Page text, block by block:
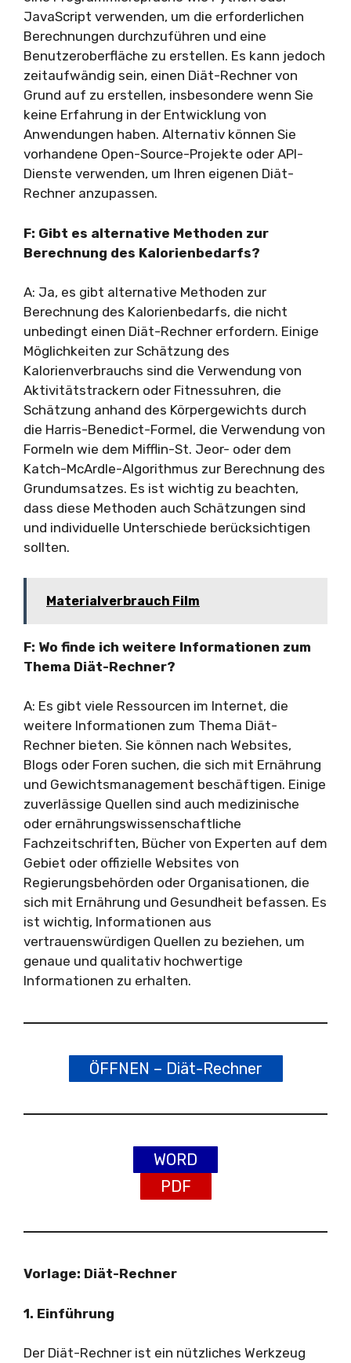
JavaScript verwenden, um die erforderlichen
Berechnungen durchzuführen und eine
Benutzeroberfläche zu erstellen. Es kann jedoch
zeitaufwändig sein, einen Diät-Rechner von
Grund auf zu erstellen, insbesondere wenn Sie
keine Erfahrung in der Entwicklung von
Anwendungen haben. Alternativ können Sie
vorhandene Open-Source-Projekte oder API-
Dienste verwenden, um Ihren eigenen Diät-
Rechner anzupassen.
F: Gibt es alternative Methoden zur
Berechnung des Kalorienbedarfs?
A: Ja, es gibt alternative Methoden zur
Berechnung des Kalorienbedarfs, die nicht
unbedingt einen Diät-Rechner erfordern. Einige
Möglichkeiten zur Schätzung des
Kalorienverbrauchs sind die Verwendung von
Aktivitätstrackern oder Fitnessuhren, die
Schätzung anhand des Körpergewichts durch
die Harris-Benedict-Formel, die Verwendung von
Formeln wie dem Mifflin-St. Jeor- oder dem
Katch-McArdle-Algorithmus zur Berechnung des
Grundumsatzes. Es ist wichtig zu beachten,
dass diese Methoden auch Schätzungen sind
und individuelle Unterschiede berücksichtigen
sollten.
Materialverbrauch Film
F: Wo finde ich weitere Informationen zum
Thema Diät-Rechner?
A: Es gibt viele Ressourcen im Internet, die
weitere Informationen zum Thema Diät-
Rechner bieten. Sie können nach Websites,
Blogs oder Foren suchen, die sich mit Ernährung
und Gewichtsmanagement beschäftigen. Einige
zuverlässige Quellen sind auch medizinische
oder ernährungswissenschaftliche
Fachzeitschriften, Bücher von Experten auf dem
Gebiet oder offizielle Websites von
Regierungsbehörden oder Organisationen, die
sich mit Ernährung und Gesundheit befassen. Es
ist wichtig, Informationen aus
vertrauenswürdigen Quellen zu beziehen, um
genaue und qualitativ hochwertige
Informationen zu erhalten.
ÖFFNEN – Diät-Rechner
WORD
PDF
Vorlage: Diät-Rechner
1. Einführung
Der Diät-Rechner ist ein nützliches Werkzeug